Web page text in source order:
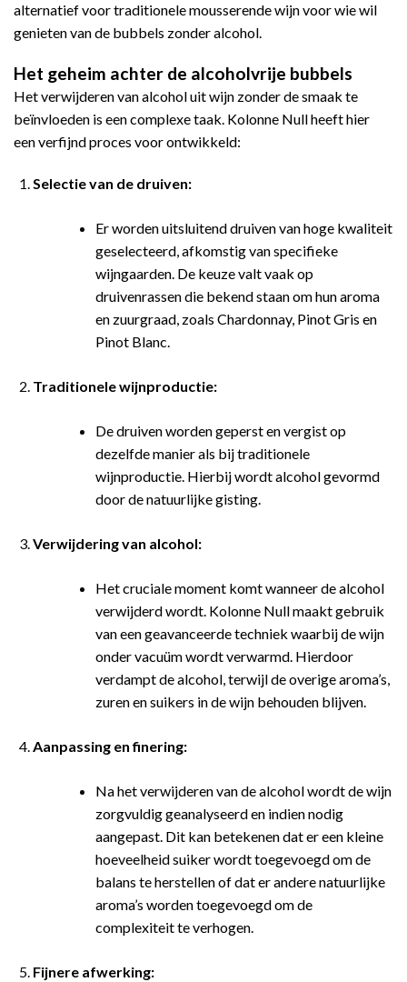
alternatief voor traditionele mousserende wijn voor wie wil
genieten van de bubbels zonder alcohol.
Het geheim achter de alcoholvrije bubbels
Het verwijderen van alcohol uit wijn zonder de smaak te
beïnvloeden is een complexe taak. Kolonne Null heeft hier
een verfijnd proces voor ontwikkeld:
Selectie van de druiven:
Er worden uitsluitend druiven van hoge kwaliteit
geselecteerd, afkomstig van specifieke
wijngaarden. De keuze valt vaak op
druivenrassen die bekend staan om hun aroma
en zuurgraad, zoals Chardonnay, Pinot Gris en
Pinot Blanc.
Traditionele wijnproductie:
De druiven worden geperst en vergist op
dezelfde manier als bij traditionele
wijnproductie. Hierbij wordt alcohol gevormd
door de natuurlijke gisting.
Verwijdering van alcohol:
Het cruciale moment komt wanneer de alcohol
verwijderd wordt. Kolonne Null maakt gebruik
van een geavanceerde techniek waarbij de wijn
onder vacuüm wordt verwarmd. Hierdoor
verdampt de alcohol, terwijl de overige aroma’s,
zuren en suikers in de wijn behouden blijven.
Aanpassing en finering:
Na het verwijderen van de alcohol wordt de wijn
zorgvuldig geanalyseerd en indien nodig
aangepast. Dit kan betekenen dat er een kleine
hoeveelheid suiker wordt toegevoegd om de
balans te herstellen of dat er andere natuurlijke
aroma’s worden toegevoegd om de
complexiteit te verhogen.
Fijnere afwerking: